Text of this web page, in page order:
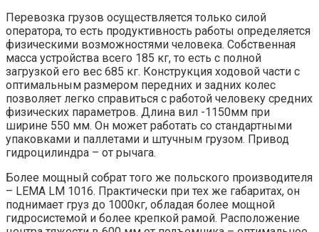
Перевозка грузов осуществляется только силой
оператора, то есть продуктивность работы определяется
физическими возможностями человека. Собственная
масса устройства всего 185 кг, то есть с полной
загрузкой его вес 685 кг. Конструкция ходовой части с
оптимальным размером передних и задних колес
позволяет легко справиться с работой человеку средних
физических параметров. Длина вил -1150мм при
ширине 550 мм. Он может работать со стандартными
упаковками и паллетами и штучным грузом. Привод
гидроцилиндра – от рычага.
Более мощный собрат того же польского производителя
– LEMA LM 1016. Практически при тех же габаритах, он
поднимает груз до 1000кг, обладая более мощной
гидросистемой и более крепкой рамой. Расположение